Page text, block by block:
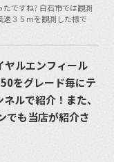
ですね?️ 白石市では観測
速３５mを観測した様で
ヤルエンフィール
をグレード毎にテ
ルで紹介！また、
でも当店が紹介さ